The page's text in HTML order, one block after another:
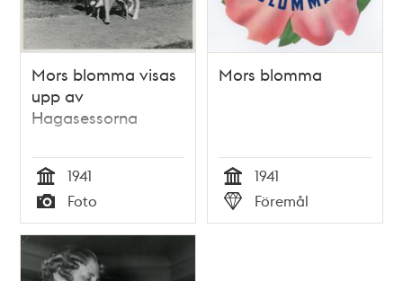
Mors blomma visas
upp av
Hagasessorna
Tid
1941
Typ
Foto
Mors blomma
Tid
1941
Typ
Föremål